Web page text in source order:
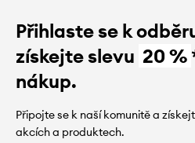
Přihlaste se k
získejte slevu 20 %
nákup.
Připojte se k naší komunitě a
akcích a produktech.